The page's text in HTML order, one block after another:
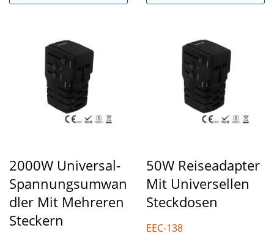
2000W Universal-
Spannungsumwan
Dler Mit Mehreren
Steckern
50W Reiseadapter
Mit Universellen
Steckdosen
EEC-138